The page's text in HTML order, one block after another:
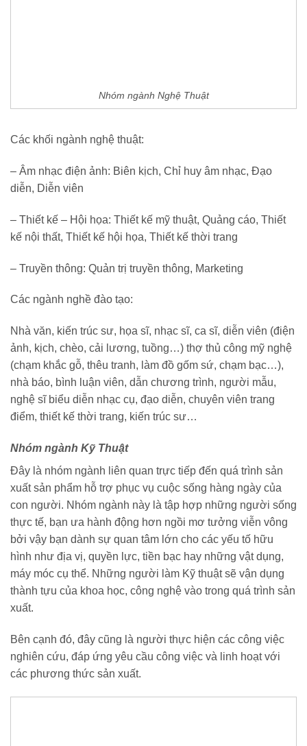
Nhóm ngành Nghệ Thuật
Các khối ngành nghệ thuật:
– Âm nhạc điện ảnh: Biên kịch, Chỉ huy âm nhạc, Đạo
diễn, Diễn viên
– Thiết kế – Hội họa: Thiết kế mỹ thuật, Quảng cáo, Thiết
kế nội thất, Thiết kế hội họa, Thiết kế thời trang
– Truyền thông: Quản trị truyền thông, Marketing
Các ngành nghề đào tạo:
Nhà văn, kiến trúc sư, họa sĩ, nhạc sĩ, ca sĩ, diễn viên (điện
ảnh, kịch, chèo, cải lương, tuồng…) thợ thủ công mỹ nghệ
(chạm khắc gỗ, thêu tranh, làm đồ gốm sứ, chạm bạc…),
nhà báo, bình luận viên, dẫn chương trình, người mẫu,
nghệ sĩ biểu diễn nhạc cụ, đạo diễn, chuyên viên trang
điểm, thiết kế thời trang, kiến trúc sư…
Nhóm ngành Kỹ Thuật
Đây là nhóm ngành liên quan trực tiếp đến quá trình sản
xuất sản phẩm hỗ trợ phục vụ cuộc sống hàng ngày của
con người. Nhóm ngành này là tập hợp những người sống
thực tế, bạn ưa hành động hơn ngồi mơ tưởng viễn vông
bởi vậy bạn dành sự quan tâm lớn cho các yếu tố hữu
hình như địa vị, quyền lực, tiền bạc hay những vật dụng,
máy móc cụ thể. Những người làm Kỹ thuật sẽ vận dụng
thành tựu của khoa học, công nghệ vào trong quá trình sản
xuất.
Bên cạnh đó, đây cũng là người thực hiện các công việc
nghiên cứu, đáp ứng yêu cầu công việc và linh hoạt với
các phương thức sản xuất.